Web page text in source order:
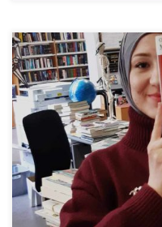
Je m’appelle Bilge Nur et
la bibliothèque de
partager avec vous mon
nom est rouge », roman de
prix Nobel. C’est avec plaisir